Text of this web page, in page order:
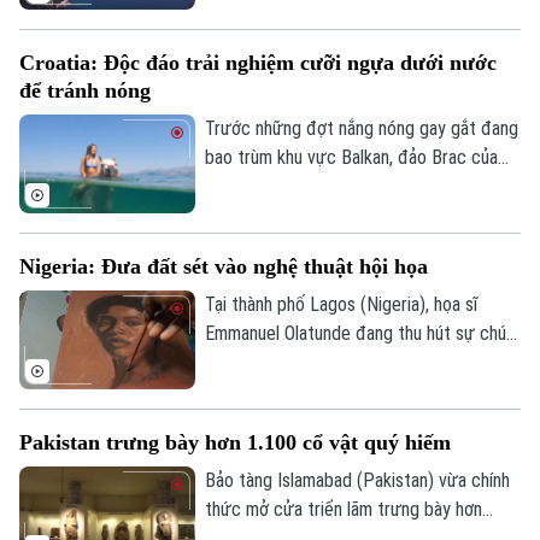
Kinh nghiệm
Thị trường
Tuyển sinh
Hướng nghiệp
Làng nghề
Di tích
Sức khỏe
Y tế
Dinh dưỡng
Thể thao
Bóng đá
Quần vợt
Golf
Giải trí
Sao
Điện ảnh
Thời trang
Âm nhạc
Đã phát sóng
Croatia: Độc đáo trải nghiệm cưỡi ngựa dưới nước
để tránh nóng
Trước những đợt nắng nóng gay gắt đang
bao trùm khu vực Balkan, đảo Brac của
thể trực tiếp cưỡi ngựa lội dưới làn nước
biển mát lành.
Nigeria: Đưa đất sét vào nghệ thuật hội họa
Tại thành phố Lagos (Nigeria), họa sĩ
Emmanuel Olatunde đang thu hút sự chú ý
ra hướng đi mới cho nghệ thuật chân dung
mà còn lan tỏa thông điệp về sử dụng
chất liệu bền vững.
Pakistan trưng bày hơn 1.100 cổ vật quý hiếm
Bảo tàng Islamabad (Pakistan) vừa chính
thức mở cửa triển lãm trưng bày hơn